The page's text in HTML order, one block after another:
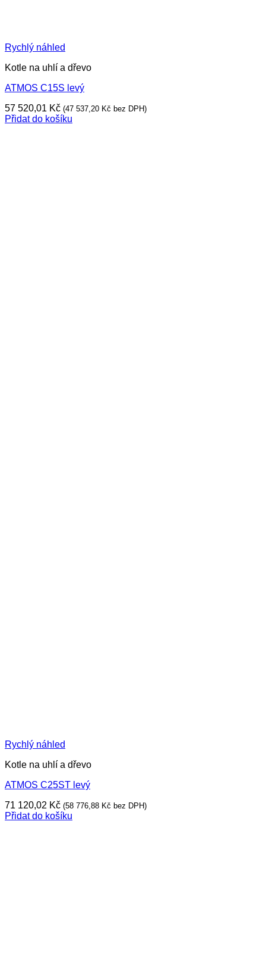
Rychlý náhled
Kotle na uhlí a dřevo
ATMOS C15S levý
57 520,01 Kč (47 537,20 Kč bez DPH)
Přidat do košíku
Rychlý náhled
Kotle na uhlí a dřevo
ATMOS C25ST levý
71 120,02 Kč (58 776,88 Kč bez DPH)
Přidat do košíku